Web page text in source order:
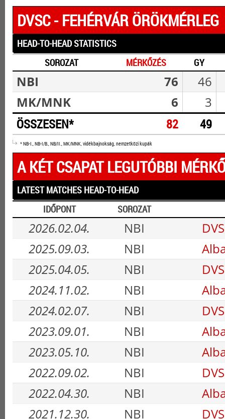
DVSC - FEHÉRVÁR ÖRÖKMÉRLEG
HEAD-TO-HEAD STATISTICS
SOROZAT
MÉRKŐZÉS GY
NBI 76
46
MK/MNK
6 3
ÖSSZESEN* 82 49
* NB-I., NB-I/B., NB/II., MK/MNK, vidékbajnokság, nemzetközi kupák
A KÉT CSAPAT LEGUTÓBBI
LATEST MATCHES HEAD-TO-HEAD
IDŐPONT
SOROZAT
2026.02.04. NBI
2025.09.03.
NBI
2025.04.05.
NBI
2024.11.02.
NBI
2024.02.07.
NBI
2023.09.01.
NBI
2023.05.10.
NBI
2022.09.02.
NBI
2022.04.30.
NBI
2021.12.30.
NBI